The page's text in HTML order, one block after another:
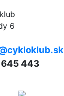
6
645 443